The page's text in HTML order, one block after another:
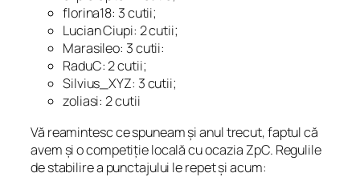
florina18: 3 cutii;
Lucian Ciupi: 2 cutii;
Marasileo: 3 cutii:
RaduC: 2 cutii;
Silvius_XYZ: 3 cutii;
zoliasi: 2 cutii
Vă reamintesc ce spuneam și anul trecut, faptul că
avem și o competiție locală cu ocazia ZpC. Regulile
de stabilire a punctajului le repet și acum: